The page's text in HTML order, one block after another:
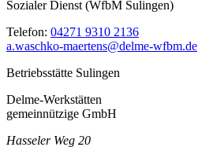
Sozialer Dienst (WfbM Sulingen)
Telefon: 04271 9310 2136
a.waschko-maertens@delme-wfbm.de
Betriebsstätte Sulingen
Delme-Werkstätten
gemeinnützige GmbH
Hasseler Weg 20